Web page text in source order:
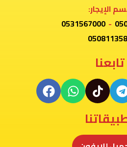
الإيجار:
-
0531567000
تابعنا